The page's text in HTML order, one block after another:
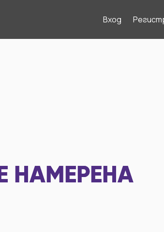
Вход
НАМЕРЕНА